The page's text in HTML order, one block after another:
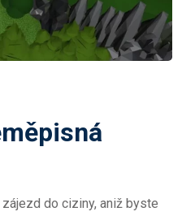
do ciziny, aniž byste